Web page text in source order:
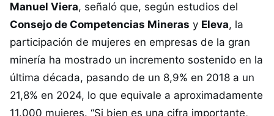
Manuel Viera, señaló que, según estudios del
Consejo de Competencias Mineras y Eleva, la
participación de mujeres en empresas de la gran
minería ha mostrado un incremento sostenido en la
última década, pasando de un 8,9% en 2018 a un
21,8% en 2024, lo que equivale a aproximadamente
11.000 mujeres. “Si bien es una cifra importante,